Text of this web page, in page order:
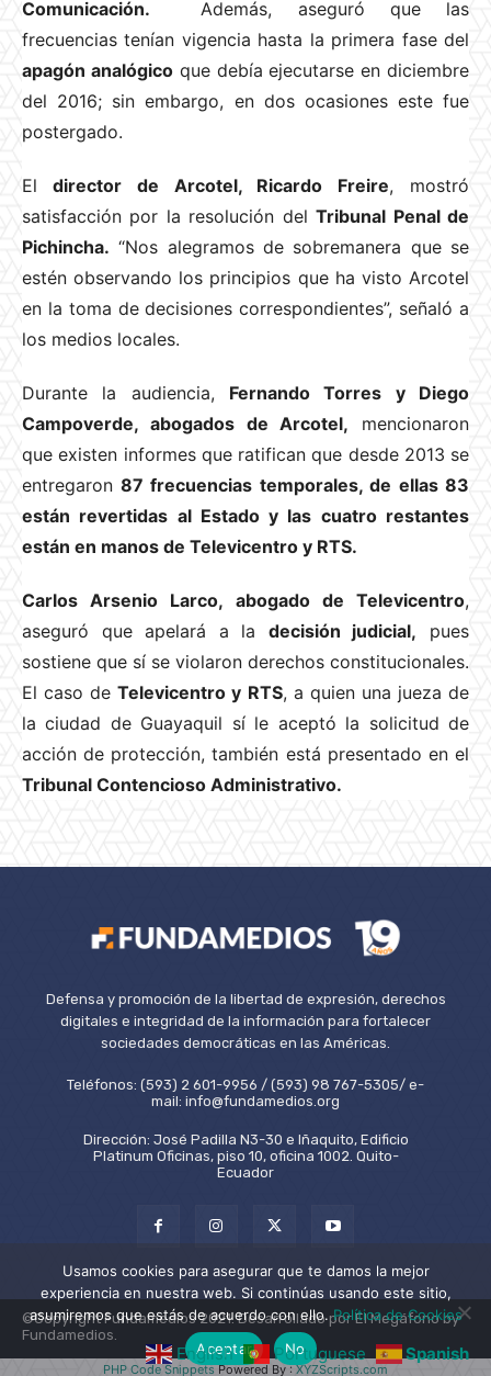
Comunicación. Además, aseguró que las
frecuencias tenían vigencia hasta la primera fase del
apagón analógicoque debía ejecutarse en diciembre
del 2016; sin embargo, en dos ocasiones este fue
postergado.
El director de Arcotel, Ricardo Freire, mostró
satisfacción por la resolución delTribunal Penal de
Pichincha. “Nos alegramos de sobremanera que se
estén observando los principios que ha visto Arcotel
en la toma de decisiones correspondientes”, señaló a
los medios locales.
Durante la audiencia, Fernando Torres y Diego
Campoverde, abogados de Arcotel, mencionaron
que existen informes que ratifican que desde 2013 se
entregaron 87 frecuencias temporales, de ellas 83
están revertidas al Estado y las cuatro restantes
están en manos de Televicentro y RTS.
Carlos Arsenio Larco, abogado de Televicentro,
aseguró que apelará a la decisión judicial, pues
sostiene que sí se violaron derechos constitucionales.
El caso deTelevicentro y RTS, a quien una jueza de
la ciudad de Guayaquil sí le aceptó la solicitud de
acción de protección, también está presentado en el
Tribunal Contencioso Administrativo.
Defensa y promoción de la libertad de expresión, derechos
digitales e integridad de la información para fortalecer
sociedades democráticas en las Américas.
Teléfonos: (593) 2 601-9956 / (593) 98 767-5305/ e-
mail: info@fundamedios.org
Dirección: José Padilla N3-30 e Iñaquito, Edificio
Platinum Oficinas, piso 10, oficina 1002. Quito-
Ecuador
©Copyright Fundamedios 2021. Desarrollado por El Megáfono by
Fundamedios.
English Portuguese Spanish
PHP Code SnippetsPowered By :XYZScripts.com
Usamos cookies para asegurar que te damos la mejor
experiencia en nuestra web. Si continúas usando este sitio,
asumiremos que estás de acuerdo con ello.Política de Cookies
Aceptar
No